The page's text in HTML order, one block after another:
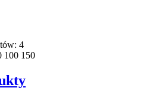
4
100 150